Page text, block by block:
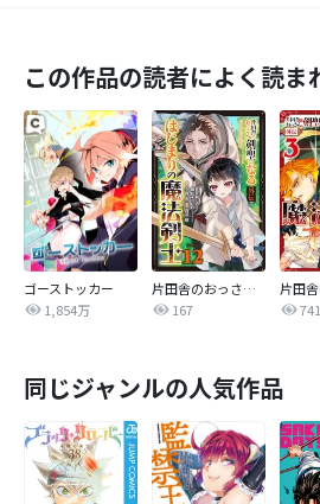
この作品の読者によく読ま
ゴーストッカー
1,854万
片田舎のおっさん、剣聖になる外伝 はじまりの魔法剣士【分冊版】
167
741
同じジャンルの人気作品